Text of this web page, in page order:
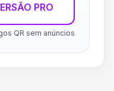
PRO
QR sem anúncios